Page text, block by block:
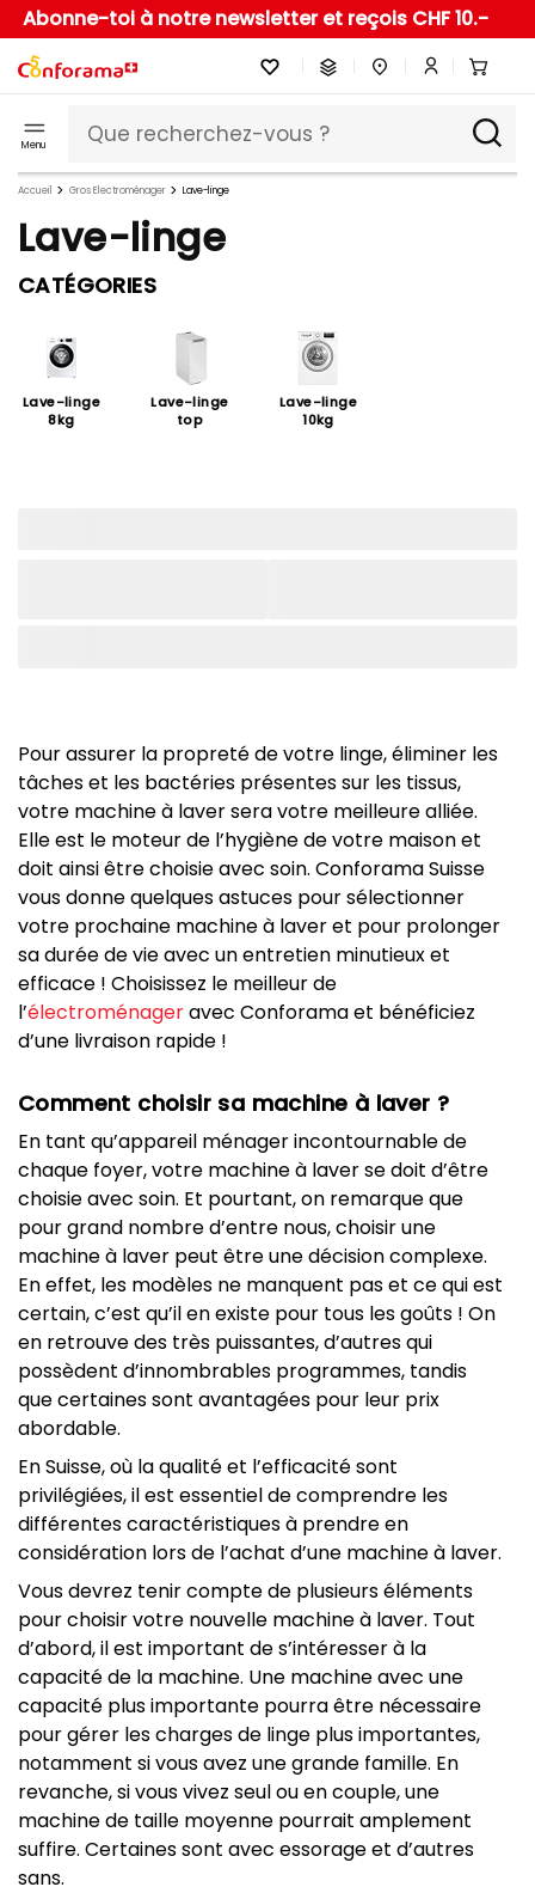
Abonne-toi à notre newsletter et reçois CHF 10.-
Menu
Accueil Gros Electroménager Lave-linge
Lave-linge
CATÉGORIES
Lave-linge
8kg
Lave-linge
top
Lave-linge
10kg
Pour assurer la propreté de votre linge, éliminer les
tâches et les bactéries présentes sur les tissus,
votre machine à laver sera votre meilleure alliée.
Elle est le moteur de l’hygiène de votre maison et
doit ainsi être choisie avec soin. Conforama Suisse
vous donne quelques astuces pour sélectionner
votre prochaine machine à laver et pour prolonger
sa durée de vie avec un entretien minutieux et
efficace ! Choisissez le meilleur de
l’électroménageravec Conforama et bénéficiez
d’une livraison rapide !
Comment choisir sa machine à laver ?
En tant qu’appareil ménager incontournable de
chaque foyer, votre machine à laver se doit d’être
choisie avec soin. Et pourtant, on remarque que
pour grand nombre d’entre nous, choisir une
machine à laver peut être une décision complexe.
En effet, les modèles ne manquent pas et ce qui est
certain, c’est qu’il en existe pour tous les goûts ! On
en retrouve des très puissantes, d’autres qui
possèdent d’innombrables programmes, tandis
que certaines sont avantagées pour leur prix
abordable.
En Suisse, où la qualité et l’efficacité sont
privilégiées, il est essentiel de comprendre les
différentes caractéristiques à prendre en
considération lors de l’achat d’une machine à laver.
Vous devrez tenir compte de plusieurs éléments
pour choisir votre nouvelle machine à laver. Tout
d’abord, il est important de s’intéresser à la
capacité de la machine. Une machine avec une
capacité plus importante pourra être nécessaire
pour gérer les charges de linge plus importantes,
notamment si vous avez une grande famille. En
revanche, si vous vivez seul ou en couple, une
machine de taille moyenne pourrait amplement
suffire. Certaines sont avec essorage et d’autres
sans.